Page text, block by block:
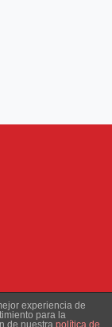
experiencia de
para la
de nuestra política de